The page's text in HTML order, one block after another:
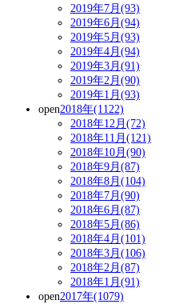
2019年7月(93)
2019年6月(94)
2019年5月(93)
2019年4月(94)
2019年3月(91)
2019年2月(90)
2019年1月(93)
open2018年(1122)
2018年12月(72)
2018年11月(121)
2018年10月(90)
2018年9月(87)
2018年8月(104)
2018年7月(90)
2018年6月(87)
2018年5月(86)
2018年4月(101)
2018年3月(106)
2018年2月(87)
2018年1月(91)
open2017年(1079)